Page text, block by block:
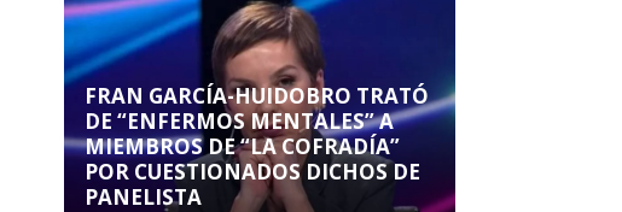
FRAN GARCÍA-HUIDOBRO TRATÓ
DE “ENFERMOS MENTALES” A
MIEMBROS DE “LA COFRADÍA”
POR CUESTIONADOS DICHOS DE
PANELISTA